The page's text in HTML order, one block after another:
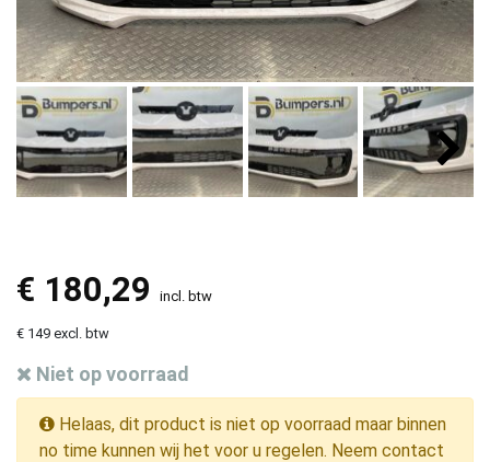
€ 180,29 incl. btw
€ 149 excl. btw
Niet op voorraad
Helaas, dit product is niet op voorraad maar binnen
no time kunnen wij het voor u regelen. Neem contact